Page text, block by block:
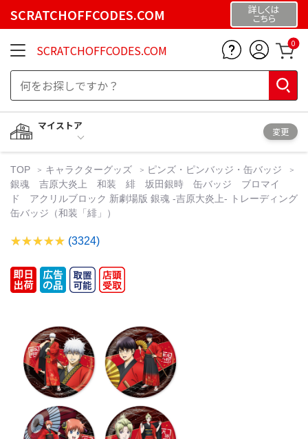
SCRATCHOFFCODES.COM 詳しくは
こちら
SCRATCHOFFCODES.COM 0
マイストア
変更
TOP キャラクターグッズ
ピンズ・ピンバッジ・缶バッジ
銀魂 吉原大炎上 和装 緋 坂田銀時 缶バッジ ブロマイ
ド アクリルブロック 新劇場版 銀魂 -吉原大炎上- トレーディング
缶バッジ（和装「緋」）
(3324)